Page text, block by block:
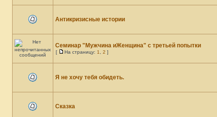
Антикризисные истории
Семинар "Мужчина иЖенщина" с третьей попытки
[ На страницу: 1 2 ]
Я не хочу тебя обидеть.
Сказка